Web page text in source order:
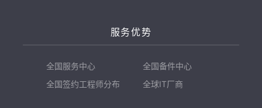
服务优势
全国服务中心
全国备件中心
全国签约工程师分布
全球IT厂商